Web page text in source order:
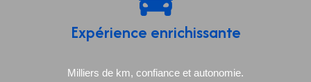
Expérience enrichissante
Milliers de km, confiance et autonomie.